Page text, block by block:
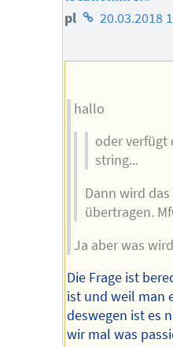
pl Homepage
Autors
20.03.2018
hallo
oder verfügt
string...
Dann wird
übertragen.
Ja aber was
Die Frage ist
ist und weil man
deswegen ist es
wir mal was